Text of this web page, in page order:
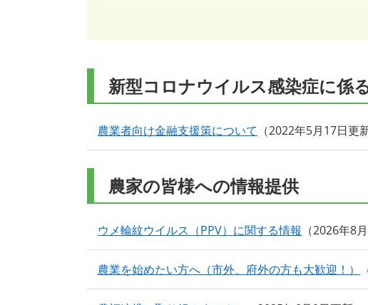
新型コロナウイルス感染症に係
農業者向け金融支援策について 2022年5月17日更
農家の皆様への情報提供
ウメ輪紋ウイルス（PPV）に関する情報 2026年8
農業を始めたい方へ（市外、府外の方も大歓迎！）